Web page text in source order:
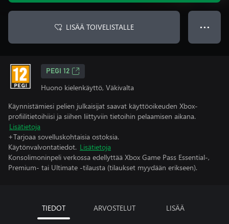
LISÄÄ TOIVELISTALLE ● ● ●
PEGI 12
Huono kielenkäyttö, Väkivalta
Käynnistämiesi pelien julkaisijat saavat käyttöoikeuden Xbox-
profiilitietoihiisi ja siihen liittyviin tietoihin pelaamisen aikana.
Lisätietoja
+Tarjoaa sovelluskohtaisia ostoksia.
Käytönvalvontatiedot. Lisätietoja
Konsolimoninpeli verkossa edellyttää Xbox Game Pass Essential-,
Premium- tai Ultimate -tilausta (tilaukset myydään erikseen).
TIEDOT ARVOSTELUT LISÄÄ